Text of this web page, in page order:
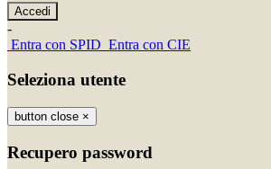
-
Entra con SPID Entra con CIE
Seleziona utente
button close ×
Recupero password